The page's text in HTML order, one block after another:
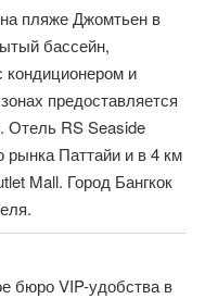
пляже Джомтьен в
бассейн,
кондиционером и
предоставляется
Отель RS Seaside
рынка Паттайи и в 4 км
Mall. Город Бангкок
бюро VIP-удобства в